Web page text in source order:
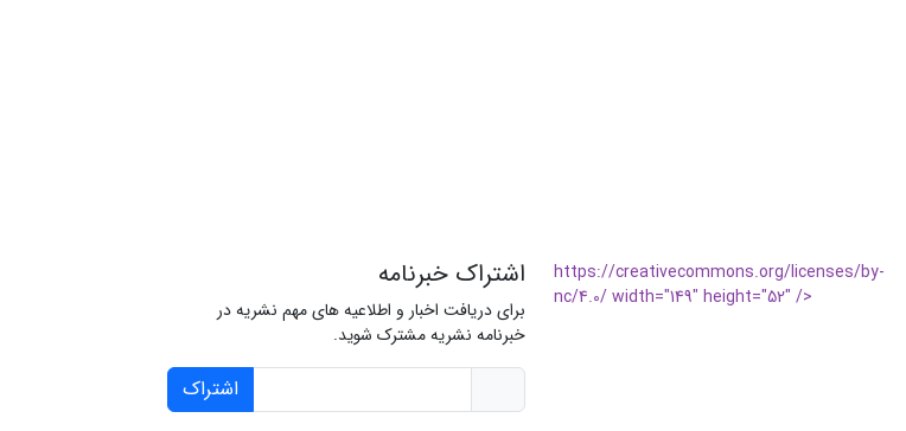
https://creativecommons.org/licenses/by-
nc/4.0/ width="149" height="52" />
اشتراک خبرنامه
برای دریافت اخبار و اطلاعیه های مهم نشریه در
خبرنامه نشریه مشترک شوید.
اشتراک